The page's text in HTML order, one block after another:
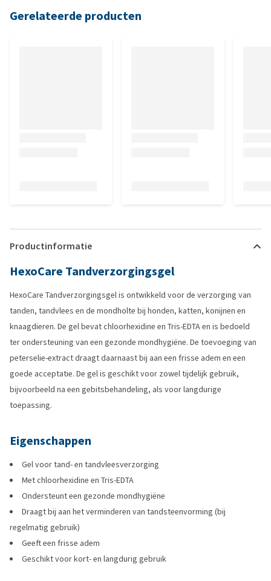
Gerelateerde producten
Productinformatie
HexoCare Tandverzorgingsgel
HexoCare Tandverzorgingsgel is ontwikkeld voor de verzorging van
tanden, tandvlees en de mondholte bij honden, katten, konijnen en
knaagdieren. De gel bevat chloorhexidine en Tris-EDTA en is bedoeld
ter ondersteuning van een gezonde mondhygiëne. De toevoeging van
peterselie-extract draagt daarnaast bij aan een frisse adem en een
goede acceptatie. De gel is geschikt voor zowel tijdelijk gebruik,
bijvoorbeeld na een gebitsbehandeling, als voor langdurige
toepassing.
Eigenschappen
Gel voor tand- en tandvleesverzorging
Met chloorhexidine en Tris-EDTA
Ondersteunt een gezonde mondhygiëne
Draagt bij aan het verminderen van tandsteenvorming (bij
regelmatig gebruik)
Geeft een frisse adem
Geschikt voor kort- en langdurig gebruik